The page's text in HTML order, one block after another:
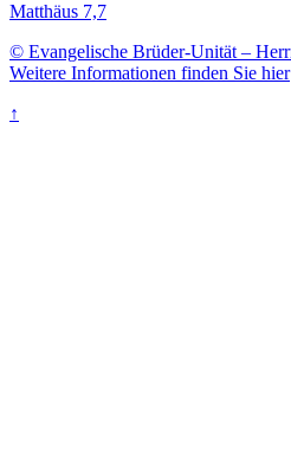
Matthäus 7,7
© Evangelische Brüder-Unität –
Weitere Informationen finden Sie hier
↑